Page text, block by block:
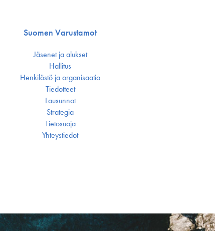
Suomen Varustamot
Jäsenet ja alukset
Hallitus
Henkilöstö ja organisaatio
Tiedotteet
Lausunnot
Strategia
Tietosuoja
Yhteystiedot